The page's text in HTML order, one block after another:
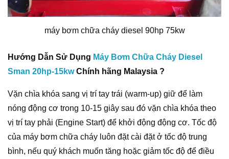
máy bơm chữa cháy diesel 90hp 75kw
Hướng Dẫn Sử Dụng Máy Bơm Chữa Cháy Diesel
Sman 20hp-15kwChính hãng Malaysia ?
Vặn chìa khóa sang vị trí tay trái (warm-up) giữ để làm
nóng động cơ trong 10-15 giây sau đó vặn chìa khóa theo
vị trí tay phải (Engine Start) để khởi động động cơ. Tốc độ
của máy bơm chữa cháy luôn đặt cài đặt ở tốc độ trung
bình, nếu quý khách muốn tăng hoặc giảm tốc độ để điều